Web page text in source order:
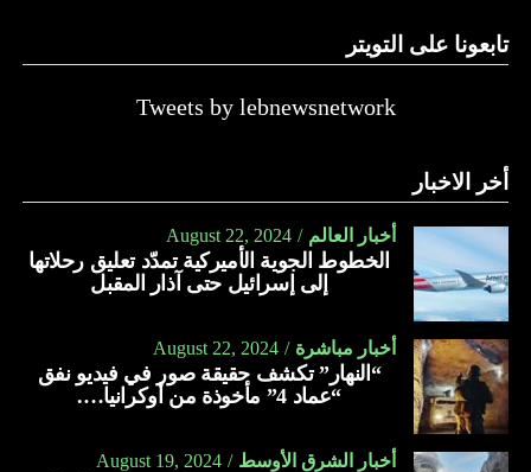
تابعونا على التويتر
Tweets by lebnewsnetwork
أخر الاخبار
أخبار العالم August 22, 2024
الخطوط الجوية الأميركية تمدّد تعليق رحلاتها
إلى إسرائيل حتى آذار المقبل
أخبار مباشرة August 22, 2024
“النهار” تكشف حقيقة صور في فيديو نفق
“عماد 4” مأخوذة من أوكرانيا….
أخبار الشرق الأوسط August 19, 2024